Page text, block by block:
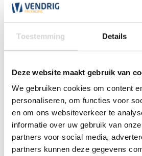
Toestemming Details
Deze website maakt gebruik van
We gebruiken cookies om content
personaliseren, om functies voor
en om ons websiteverkeer te
informatie over uw gebruik van
partners voor social media,
partners kunnen deze gegevens
vanaf
9,88